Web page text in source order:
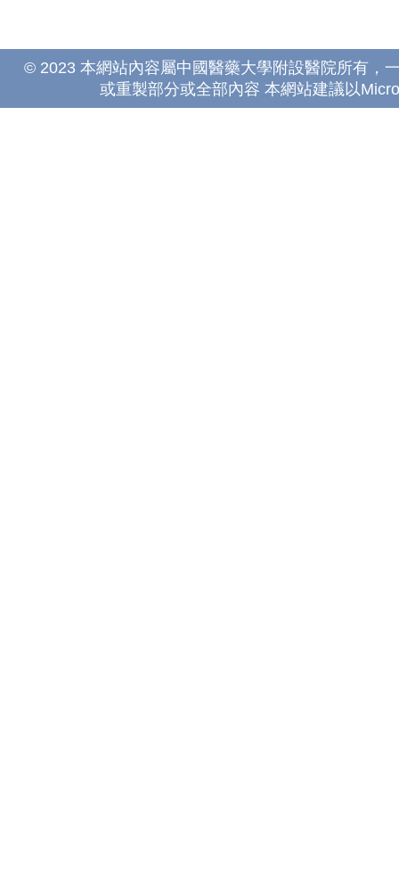
© 2023 本網站內容屬中國醫藥大學附設醫院所有，
或重製部分或全部內容 本網站建議以